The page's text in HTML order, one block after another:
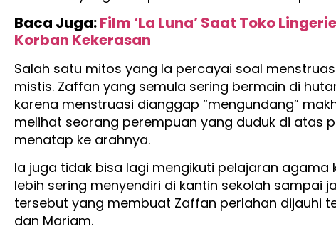
Baca Juga:Film ‘La Luna’ Saat Toko
Korban Kekerasan
Salah satu mitos yang Ia percayai soal
mistis. Zaffan yang semula sering bermain di
karena menstruasi dianggap “mengundang”
melihat seorang perempuan yang duduk di atas
menatap ke arahnya.
Ia juga tidak bisa lagi mengikuti pelajaran agama
lebih sering menyendiri di kantin sekolah sampai
tersebut yang membuat Zaffan perlahan dijauhi
dan Mariam.